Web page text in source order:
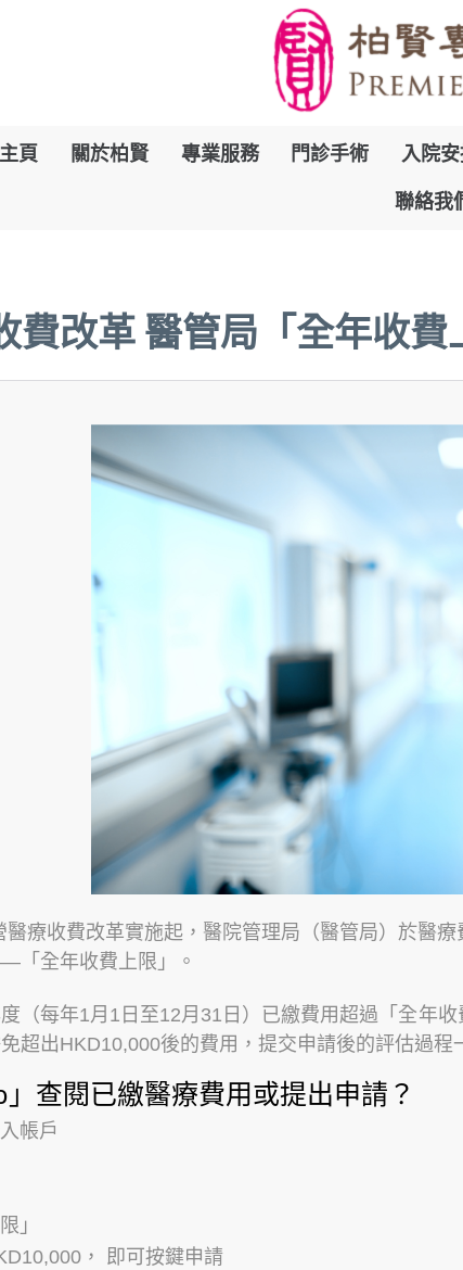
跳
內
主頁 關於柏賢 專業服務 門診手術 入院
聯絡我
費改革 醫管局「全年收
醫療收費改革實施起，醫院管理局（醫管局）於醫
「全年收費上限」。
（每年1月1日至12月31日）已繳費用超過「全年
超出HKD10,000後的費用，提交申請後的評估過程
」查閱已繳醫療費用或提出申請？
帳戶
」
， 即可按鍵申請